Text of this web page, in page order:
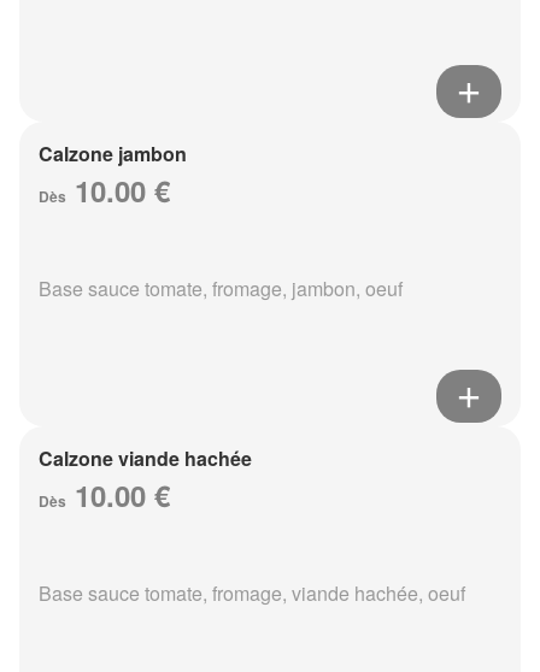
Calzone jambon
Dès 10.00 €
Base sauce tomate, fromage, jambon, oeuf
Calzone viande hachée
Dès 10.00 €
Base sauce tomate, fromage, viande hachée, oeuf